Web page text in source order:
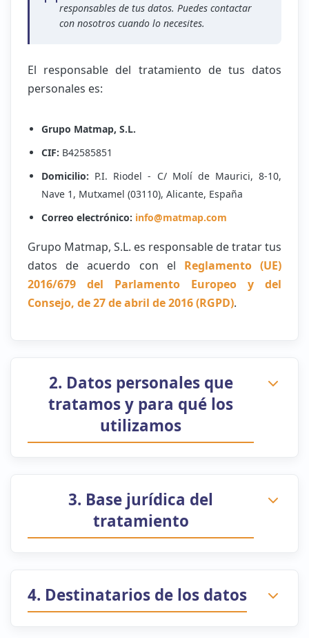
responsables de tus datos. Puedes contactar
con nosotros cuando lo necesites.
El responsable del tratamiento de tus datos
personales es:
Grupo Matmap, S.L.
CIF: B42585851
Domicilio: P.I. Riodel - C/ Molí de Maurici, 8-10,
Nave 1, Mutxamel (03110), Alicante, España
Correo electrónico: info@matmap.com
Grupo Matmap, S.L. es responsable de tratar tus
datos de acuerdo con el Reglamento (UE)
2016/679 del Parlamento Europeo y del
Consejo, de 27 de abril de 2016 (RGPD).
2. Datos personales que
tratamos y para qué los
utilizamos
3. Base jurídica del
tratamiento
4. Destinatarios de los datos